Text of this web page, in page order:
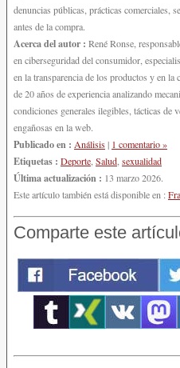
denuncias públicas, prácticas comerciales,
antes de la compra.
Acerca del autor : René Ronse,
en ciberseguridad del consumidor,
en la transparencia de los productos y en
de 20 años de experiencia analizando
condiciones generales ilegibles, tácticas de
engañosas en la web.
Publicado en : Análisis| 1 comentario »
Etiquetas : Deporte Salud sexualidad
Última actualización : 13 marzo 2026.
Este artículo también está disponible en :
Comparte este